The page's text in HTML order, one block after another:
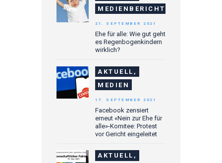
MEDIENBERICHTE
Ehe für alle: Wie gut geht
es Regenbogenkindern
wirklich?
21. SEPTEMBER 2021
AKTUELL,
MEDIEN
Facebook zensiert
erneut «Nein zur Ehe für
alle»-Komitee: Protest
vor Gericht eingeleitet
17. SEPTEMBER 2021
AKTUELL,